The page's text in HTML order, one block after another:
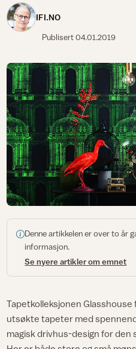
IFI.NO
Publisert04.01.2019
Denne artikkelen er over to år
informasjon.
Se nyere artikler om emnet
Tapetkolleksjonen Glasshouse
utsøkte tapeter med
magisk drivhus-design for